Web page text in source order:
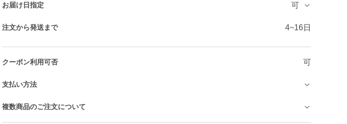
お届け日指定 可
注文から発送まで 4~16日
クーポン利用可否 可
支払い方法
複数商品のご注文について